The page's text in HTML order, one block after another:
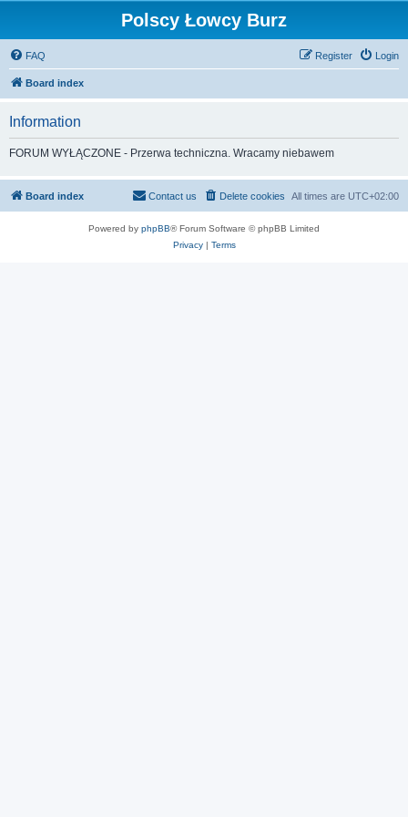
Polscy Łowcy Burz
FAQ Login
Register
Board index
Information
FORUM WYŁĄCZONE - Przerwa techniczna. Wracamy niebawem
Board index All times are UTC+02:00
Delete cookies
Contact us
Powered by phpBB® Forum Software © phpBB Limited
Privacy| Terms